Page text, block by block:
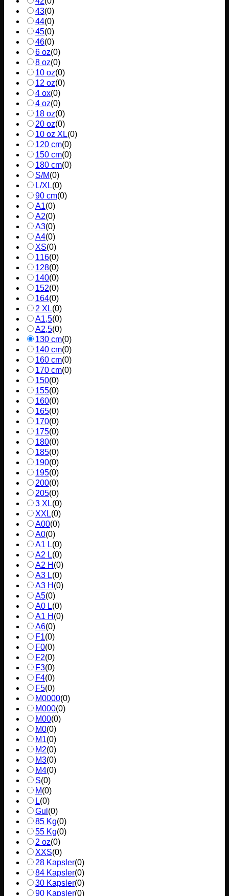
43(0)
44(0)
45(0)
46(0)
6 oz(0)
8 oz(0)
10 oz(0)
12 oz(0)
4 ox(0)
4 oz(0)
18 oz(0)
20 oz(0)
10 oz XL(0)
120 cm(0)
150 cm(0)
180 cm(0)
S/M(0)
L/XL(0)
90 cm(0)
A1(0)
A2(0)
A3(0)
A4(0)
XS(0)
116(0)
128(0)
140(0)
152(0)
164(0)
2 XL(0)
A1,5(0)
A2,5(0)
130 cm(0)
140 cm(0)
160 cm(0)
170 cm(0)
150(0)
155(0)
160(0)
165(0)
170(0)
175(0)
180(0)
185(0)
190(0)
195(0)
200(0)
205(0)
3 XL(0)
XXL(0)
A00(0)
A0(0)
A1 L(0)
A2 L(0)
A2 H (0)
A3 L(0)
A3 H (0)
A5(0)
A0 L(0)
A1 H (0)
A6(0)
F1(0)
F0(0)
F2(0)
F3(0)
F4(0)
F5(0)
M0000(0)
M000(0)
M00(0)
M0(0)
M1(0)
M2(0)
M3(0)
M4(0)
S(0)
M(0)
L(0)
Gul (0)
85 Kg(0)
55 Kg(0)
2 oz(0)
XXS(0)
28 Kapsler(0)
84 Kapsler(0)
30 Kapsler(0)
90 Kapsler(0)